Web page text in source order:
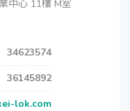
中心 11樓 M室
34623574
36145892
lok.com